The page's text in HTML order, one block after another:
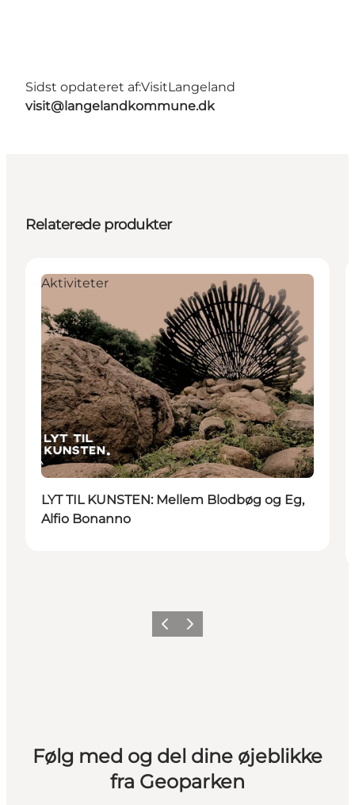
Sidst opdateret af:VisitLangeland
visit@langelandkommune.dk
Relaterede produkter
Aktiviteter
LYT TIL KUNSTEN: Mellem Blodbøg og Eg,
Alfio Bonanno
ForrigeNæste
Følg med og del dine øjeblikke
fra Geoparken